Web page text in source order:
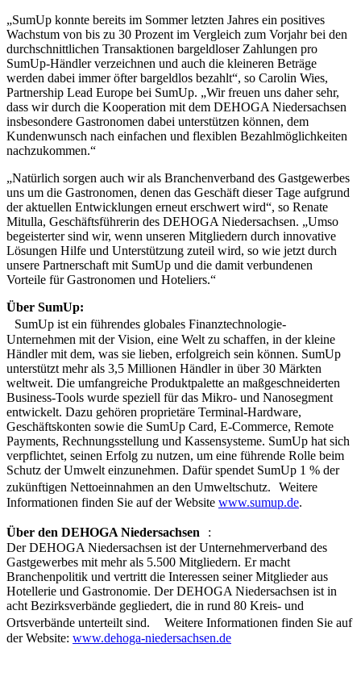
„SumUp konnte bereits im Sommer letzten Jahres ein positives
Wachstum von bis zu 30 Prozent im Vergleich zum Vorjahr bei den
durchschnittlichen Transaktionen bargeldloser Zahlungen pro
SumUp-Händler verzeichnen und auch die kleineren Beträge
werden dabei immer öfter bargeldlos bezahlt“, so Carolin Wies,
Partnership Lead Europe bei SumUp. „Wir freuen uns daher sehr,
dass wir durch die Kooperation mit dem DEHOGA Niedersachsen
insbesondere Gastronomen dabei unterstützen können, dem
Kundenwunsch nach einfachen und flexiblen Bezahlmöglichkeiten
nachzukommen.“
„Natürlich sorgen auch wir als Branchenverband des Gastgewerbes
uns um die Gastronomen, denen das Geschäft dieser Tage aufgrund
der aktuellen Entwicklungen erneut erschwert wird“, so Renate
Mitulla, Geschäftsführerin des DEHOGA Niedersachsen. „Umso
begeisterter sind wir, wenn unseren Mitgliedern durch innovative
Lösungen Hilfe und Unterstützung zuteil wird, so wie jetzt durch
unsere Partnerschaft mit SumUp und die damit verbundenen
Vorteile für Gastronomen und Hoteliers.“
Über SumUp:
SumUp ist ein führendes globales Finanztechnologie-
Unternehmen mit der Vision, eine Welt zu schaffen, in der kleine
Händler mit dem, was sie lieben, erfolgreich sein können. SumUp
unterstützt mehr als 3,5 Millionen Händler in über 30 Märkten
weltweit. Die umfangreiche Produktpalette an maßgeschneiderten
Business-Tools wurde speziell für das Mikro- und Nanosegment
entwickelt. Dazu gehören proprietäre Terminal-Hardware,
Geschäftskonten sowie die SumUp Card, E-Commerce, Remote
Payments, Rechnungsstellung und Kassensysteme. SumUp hat sich
verpflichtet, seinen Erfolg zu nutzen, um eine führende Rolle beim
Schutz der Umwelt einzunehmen. Dafür spendet SumUp 1 % der
zukünftigen Nettoeinnahmen an den Umweltschutz. Weitere
Informationen finden Sie auf der Website www.sumup.de.
Über den DEHOGA Niedersachsen :
Der DEHOGA Niedersachsen ist der Unternehmerverband des
Gastgewerbes mit mehr als 5.500 Mitgliedern. Er macht
Branchenpolitik und vertritt die Interessen seiner Mitglieder aus
Hotellerie und Gastronomie. Der DEHOGA Niedersachsen ist in
acht Bezirksverbände gegliedert, die in rund 80 Kreis- und
Ortsverbände unterteilt sind. Weitere Informationen finden Sie auf
der Website: www.dehoga-niedersachsen.de